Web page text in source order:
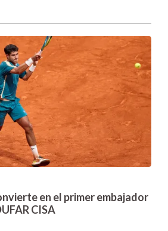
en el primer embajador
CISA